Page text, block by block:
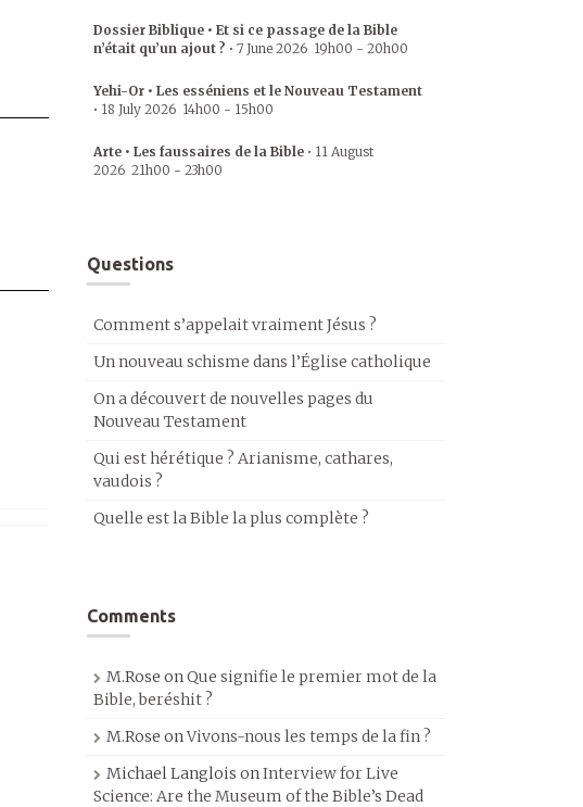
Dossier Biblique • Et si ce passage de la Bible
n’était qu’un ajout ? • 7 June 2026 19h00 - 20h00
Yehi-Or • Les esséniens et le Nouveau Testament
• 18 July 2026 14h00 - 15h00
Arte • Les faussaires de la Bible • 11 August
2026 21h00 - 23h00
Questions
Comment s’appelait vraiment Jésus ?
Un nouveau schisme dans l’Église catholique
On a découvert de nouvelles pages du
Nouveau Testament
Qui est hérétique ? Arianisme, cathares,
vaudois ?
Quelle est la Bible la plus complète ?
Comments
M.Rose onQue signifie le premier mot de la
Bible, beréshit ?
M.Rose onVivons-nous les temps de la fin ?
Michael Langlois onInterview for Live
Science: Are the Museum of the Bible’s Dead